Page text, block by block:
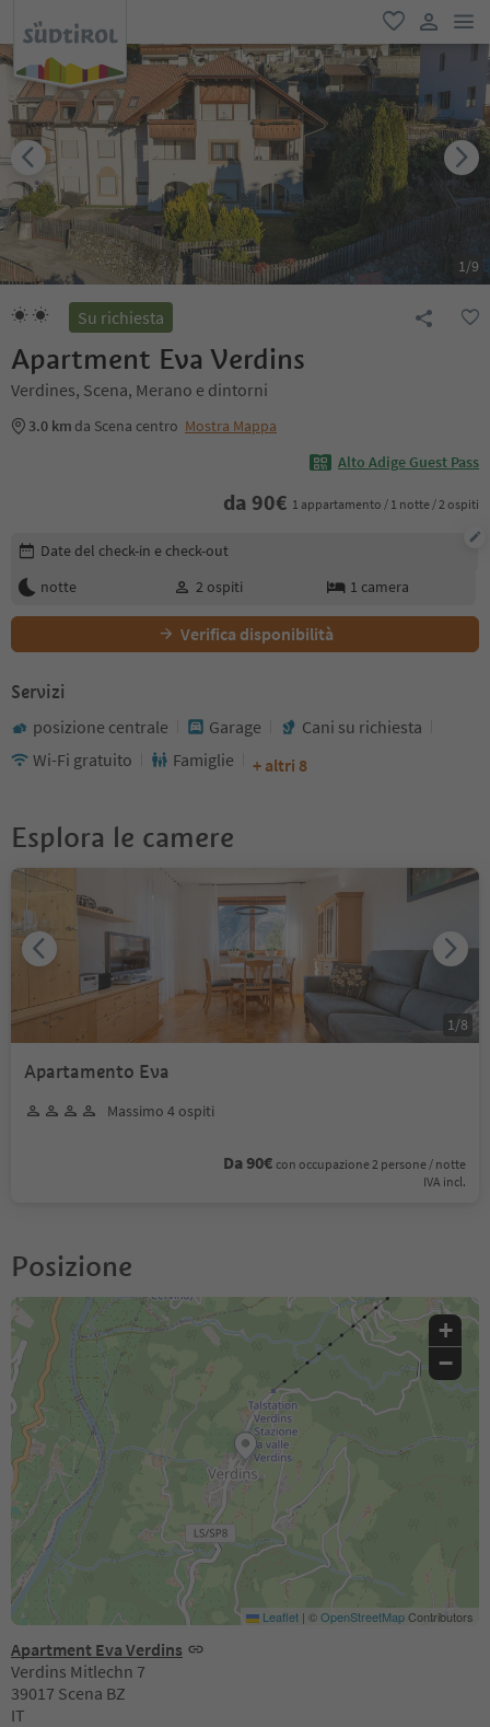
favoriti
user link
1/9
Su richiesta
Apartment Eva Verdins
Verdines, Scena, Merano e dintorni
3.0 km da Scena centro Mostra Mappa
Alto Adige Guest Pass
da 90€ 1 appartamento / 1 notte / 2 ospiti
Modifica i dettagli della prenotazione
Date del check-in e check-out
notte
2 ospiti 1 camera
Verifica disponibilità
Servizi
posizione centrale Garage
Cani su richiesta
Wi-Fi gratuito
Famiglie + altri 8
Esplora le camere
Apartamento Eva
Massimo 4 ospiti
Da 90€ con occupazione 2 persone / notte
IVA incl.
1 /8
Posizione
Apartment Eva Verdins
Verdins Mitlechn 7
39017 Scena BZ
IT
+
−
Leaflet | ©OpenStreetMapContributors